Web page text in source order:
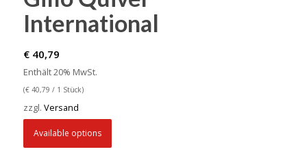
International
€40,79
Enthält 20% MwSt.
(€40,79 / 1 Stück)
zzgl. Versand
Available options